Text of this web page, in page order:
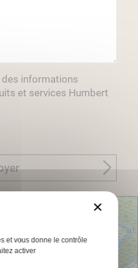
informations
et services Humbert
×
et vous donne le contrôle
activer